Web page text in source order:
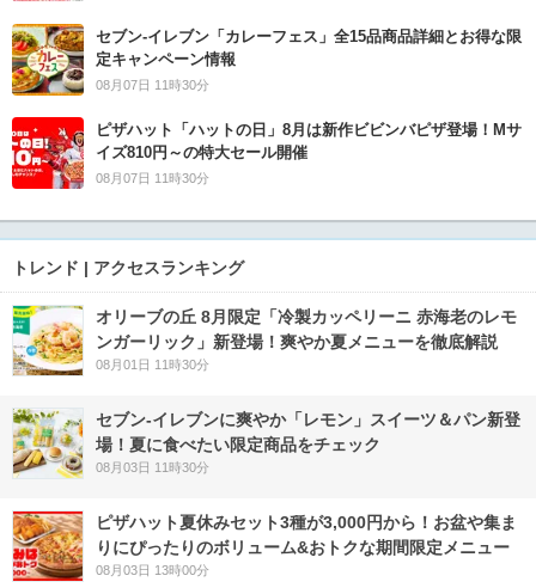
セブン‐イレブン「カレーフェス」全15品商品詳細とお得な限
定キャンペーン情報
08月07日 11時30分
ピザハット「ハットの日」8月は新作ビビンバピザ登場！Mサ
イズ810円～の特大セール開催
08月07日 11時30分
トレンド | アクセスランキング
オリーブの丘 8月限定「冷製カッペリーニ 赤海老のレモ
ンガーリック」新登場！爽やか夏メニューを徹底解説
08月01日 11時30分
セブン‐イレブンに爽やか「レモン」スイーツ＆パン新登
場！夏に食べたい限定商品をチェック
08月03日 11時30分
ピザハット夏休みセット3種が3,000円から！お盆や集ま
りにぴったりのボリューム&おトクな期間限定メニュー
08月03日 13時00分